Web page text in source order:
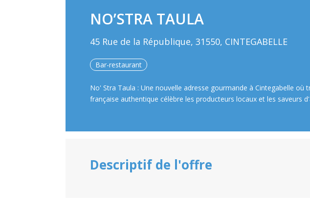
NO’STRA TAULA
45 Rue de la République, 31550, CINTEGABELLE
Bar-restaurant
No' Stra Taula : Une nouvelle adresse gourmande à Cintegabelle
française authentique célèbre les producteurs locaux et les saveurs
Descriptif de l'offre